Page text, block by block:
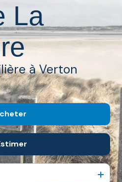
La
à Verton